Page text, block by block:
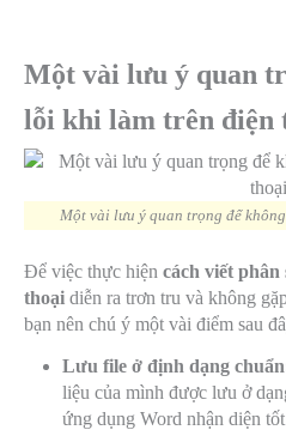
Một vài lưu ý quan
lỗi khi làm trên điện
Một vài lưu ý quan trọng để
Để việc thực hiện cách viết
thoại diễn ra trơn tru và không
bạn nên chú ý một vài điểm sau
Lưu file ở định dạng
liệu của mình được lưu ở
ứng dụng Word nhận diện